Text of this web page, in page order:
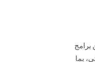
برامج
بما